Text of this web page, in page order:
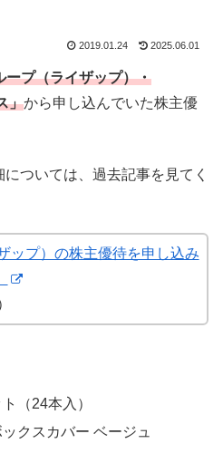
2019.01.24 2025.06.01
ープ（ライザップ）・
」から申し込んでいた株主優
ついては、過去記事を見てく
ップ）の株主優待を申し込み
（24本入）
クスカバー ベージュ